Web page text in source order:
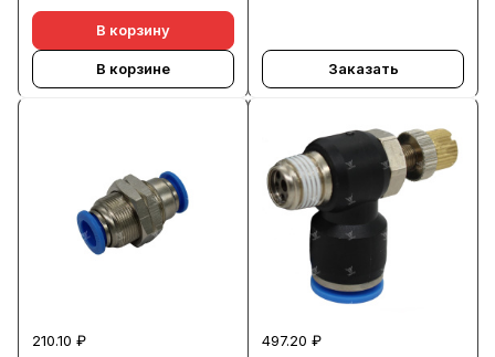
В корзину
В корзине Заказать
210.10 ₽
497.20 ₽